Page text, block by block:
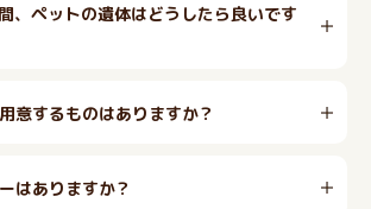
、ペットの遺体はどうしたら良いです
意するものはありますか？
はありますか？